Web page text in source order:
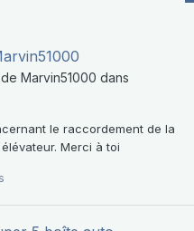
Marvin51000 dans
le raccordement de la
Merci à toi